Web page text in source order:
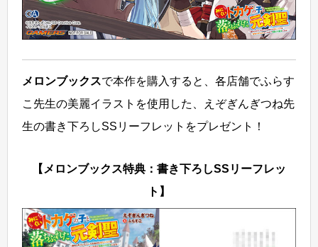
メロンブックスで本作を購入すると、各店舗でふらす
こ先生の美麗イラストを使用した、えぞぎんぎつね先
生の書き下ろしSSリーフレットをプレゼント！
【メロンブックス特典：書き下ろしSSリーフレッ
ト】